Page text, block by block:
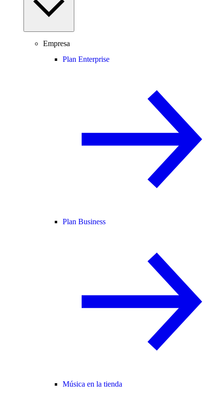
Empresa
Plan Enterprise
Plan Business
Música en la tienda